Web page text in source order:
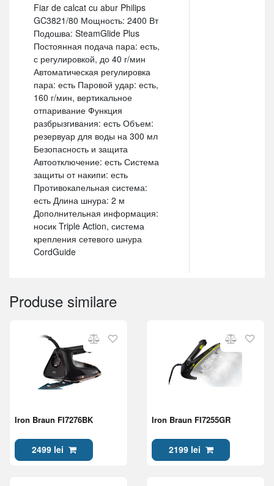
Fiar de calcat cu abur Philips
GC3821/80 Мощность: 2400 Вт
Подошва: SteamGlide Plus
Постоянная подача пара: есть,
с регулировкой, до 40 г/мин
Автоматическая регулировка
пара: есть Паровой удар: есть,
160 г/мин, вертикальное
отпаривание Функция
разбрызгивания: есть Объем:
резервуар для воды на 300 мл
Безопасность и защита
Автоотключение: есть Система
защиты от накипи: есть
Противокапельная система:
есть Длина шнура: 2 м
Дополнительная информация:
носик Triple Action, система
крепления сетевого шнура
CordGuide
Produse similare
Iron Braun FI7276BK
2499 lei
Iron Braun FI7255GR
2199 lei